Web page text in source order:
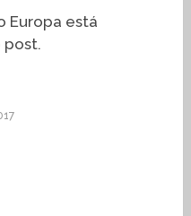
Europa está
post.